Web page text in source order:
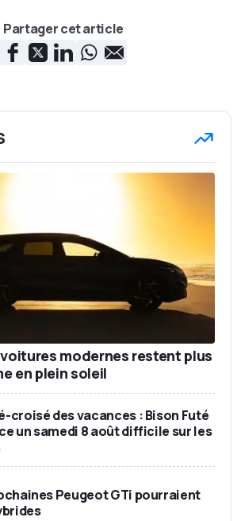
Partager cet article
modernes restent plus
en plein soleil
croisé des vacances : Bison Futé
un samedi 8 août difficile sur les
Peugeot GTi pourraient